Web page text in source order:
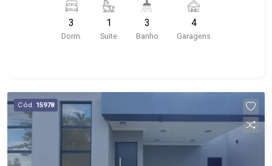
Área de Serviço; - Quintal; - Espaço Gourmet; -
Jardim; - Churrasqueira; - Piscina; - 4 vagas,
sendo 2 cobertas; - Condomínio com portaria
segurança com monitoramento por câmeras; -
Localizado próximo ao Blue Residencial, Ilha das
Margaridas, Condomínio Jardim dos
Flamboyants.
3
Dorm.
1
Suite
3
Banho
4
Garagens
Cód. 15978